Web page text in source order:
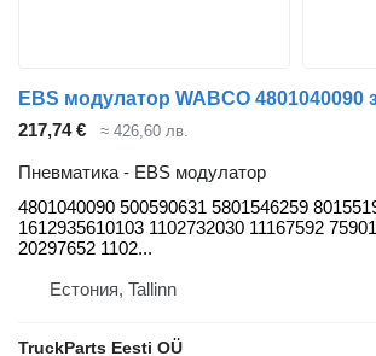
217,74 € ≈ 426,60 лв.
Пневматика - EBS модулатор
4801040090 500590631 5801546259
1612935610103 1102732030 11167592
20297652 1102...
Естония, Tallinn
TruckParts Eesti OÜ